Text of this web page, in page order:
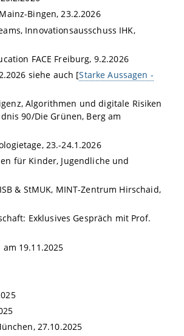
Bingen, 23.2.2026
Innovationsausschuss IHK,
FACE Freiburg, 9.2.2026
siehe auch [Starke Aussagen -
Algorithmen und digitale Risiken
90/Die Grünen, Berg am
23.-24.1.2026
für Kinder, Jugendliche und
& StMUK, MINT-Zentrum Hirschaid,
Exklusives Gespräch mit Prof.
19.11.2025
27.10.2025